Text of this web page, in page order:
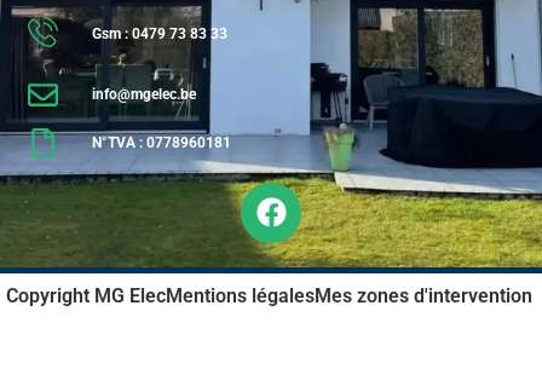
Gsm : 0479 73 83 33
info@mgelec.be
N°TVA : 0778960181
Copyright MG ElecMentions légalesMes zones d'intervention